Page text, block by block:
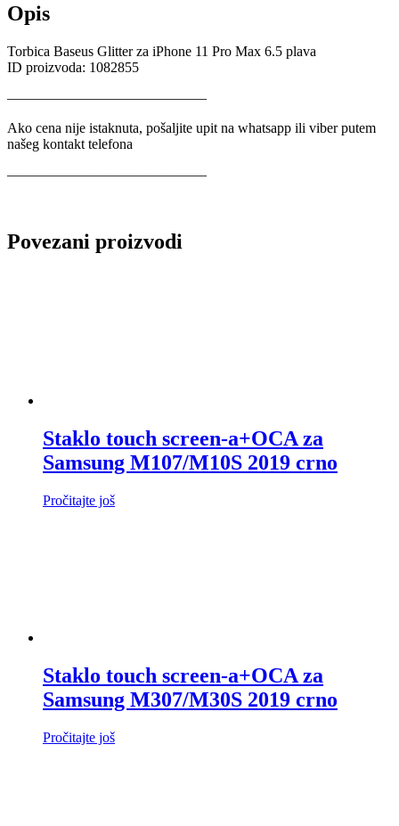
Opis
Torbica Baseus Glitter za iPhone 11 Pro Max 6.5 plava
ID proizvoda: 1082855
——————————————
Ako cena nije istaknuta, pošaljite upit na whatsapp ili viber putem
našeg kontakt telefona
——————————————
Povezani proizvodi
Staklo touch screen-a+OCA za
Samsung M107/M10S 2019 crno
Pročitajte još
Staklo touch screen-a+OCA za
Samsung M307/M30S 2019 crno
Pročitajte još